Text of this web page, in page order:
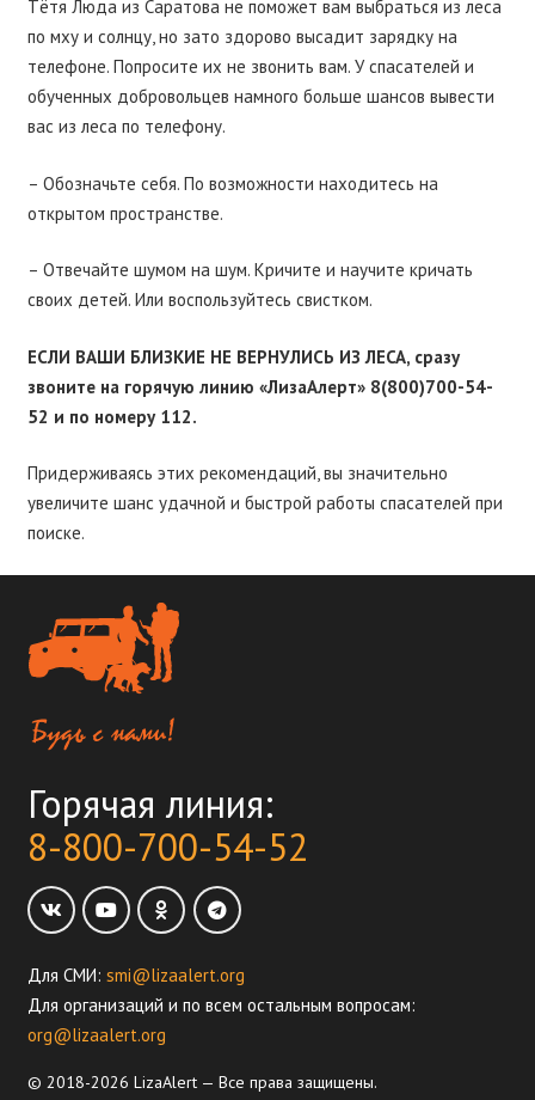
Тëтя Люда из Саратова не поможет вам выбраться из леса
по мху и солнцу, но зато здорово высадит зарядку на
телефоне. Попросите их не звонить вам. У спасателей и
обученных добровольцев намного больше шансов вывести
вас из леса по телефону.
– Обозначьте себя. По возможности находитесь на
открытом пространстве.
– Отвечайте шумом на шум. Кричите и научите кричать
своих детей. Или воспользуйтесь свистком.
ЕСЛИ ВАШИ БЛИЗКИЕ НЕ ВЕРНУЛИСЬ ИЗ ЛЕСА, сразу
звоните на горячую линию «ЛизаАлерт» 8(800)700-54-
52 и по номеру 112.
Придерживаясь этих рекомендаций, вы значительно
увеличите шанс удачной и быстрой работы спасателей при
поиске.
Горячая линия:
8-800-700-54-52
Для СМИ: smi@lizaalert.org
Для организаций и по всем остальным вопросам:
org@lizaalert.org
© 2018-2026 LizaAlert — Все права защищены.